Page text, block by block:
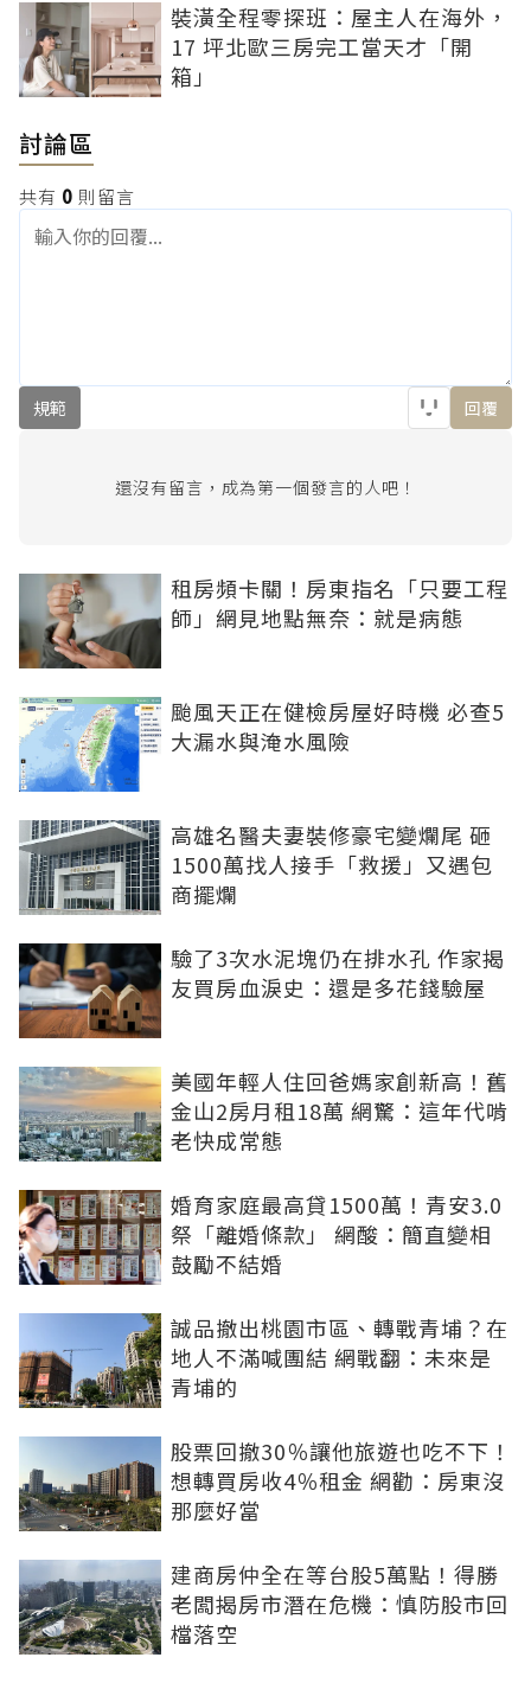
裝潢全程零探班：屋主人在海外，
17 坪北歐三房完工當天才「開
箱」
討論區
共有 0 則留言
規範 回覆
還沒有留言，成為第一個發言的人吧！
租房頻卡關！房東指名「只要工程
師」網見地點無奈：就是病態
颱風天正在健檢房屋好時機 必查5
大漏水與淹水風險
高雄名醫夫妻裝修豪宅變爛尾 砸
1500萬找人接手「救援」又遇包
商擺爛
驗了3次水泥塊仍在排水孔 作家揭
友買房血淚史：還是多花錢驗屋
美國年輕人住回爸媽家創新高！舊
金山2房月租18萬 網驚：這年代啃
老快成常態
婚育家庭最高貸1500萬！青安3.0
祭「離婚條款」 網酸：簡直變相
鼓勵不結婚
誠品撤出桃園市區、轉戰青埔？在
地人不滿喊團結 網戰翻：未來是
青埔的
股票回撤30％讓他旅遊也吃不下！
想轉買房收4％租金 網勸：房東沒
那麼好當
建商房仲全在等台股5萬點！得勝
老闆揭房市潛在危機：慎防股市回
檔落空